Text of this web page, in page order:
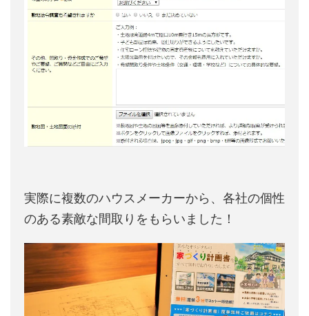
実際に複数のハウスメーカーから、各社の個性
のある素敵な間取りをもらいました！